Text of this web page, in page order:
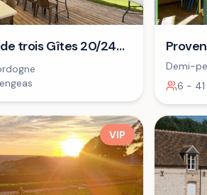
trois Gîtes 20/24
ASPA
Demi-
déjeuner
6 - 41
VIP